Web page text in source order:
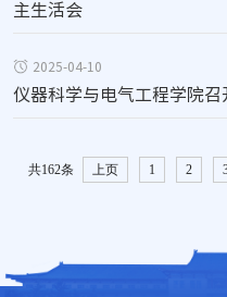
主生活会
2025-04-10
仪器科学与电气工程学院
共162条 上页 1 2